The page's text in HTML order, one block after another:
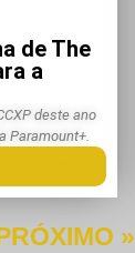
de The
a
deste ano
Paramount+.
»